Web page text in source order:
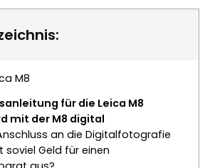
M8
für die Leica M8
mit der M8 digital
an die Digitalfotografie
soviel Geld für einen